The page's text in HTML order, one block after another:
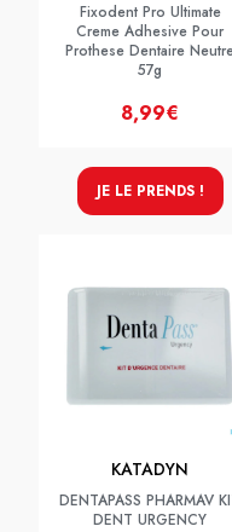
Fixodent Pro Ultimate
Creme Adhesive Pour
Prothese Dentaire
57g
8,99€
JE LE PRENDS !
KATADYN
DENTAPASS PHARMAV
DENT URGENCY